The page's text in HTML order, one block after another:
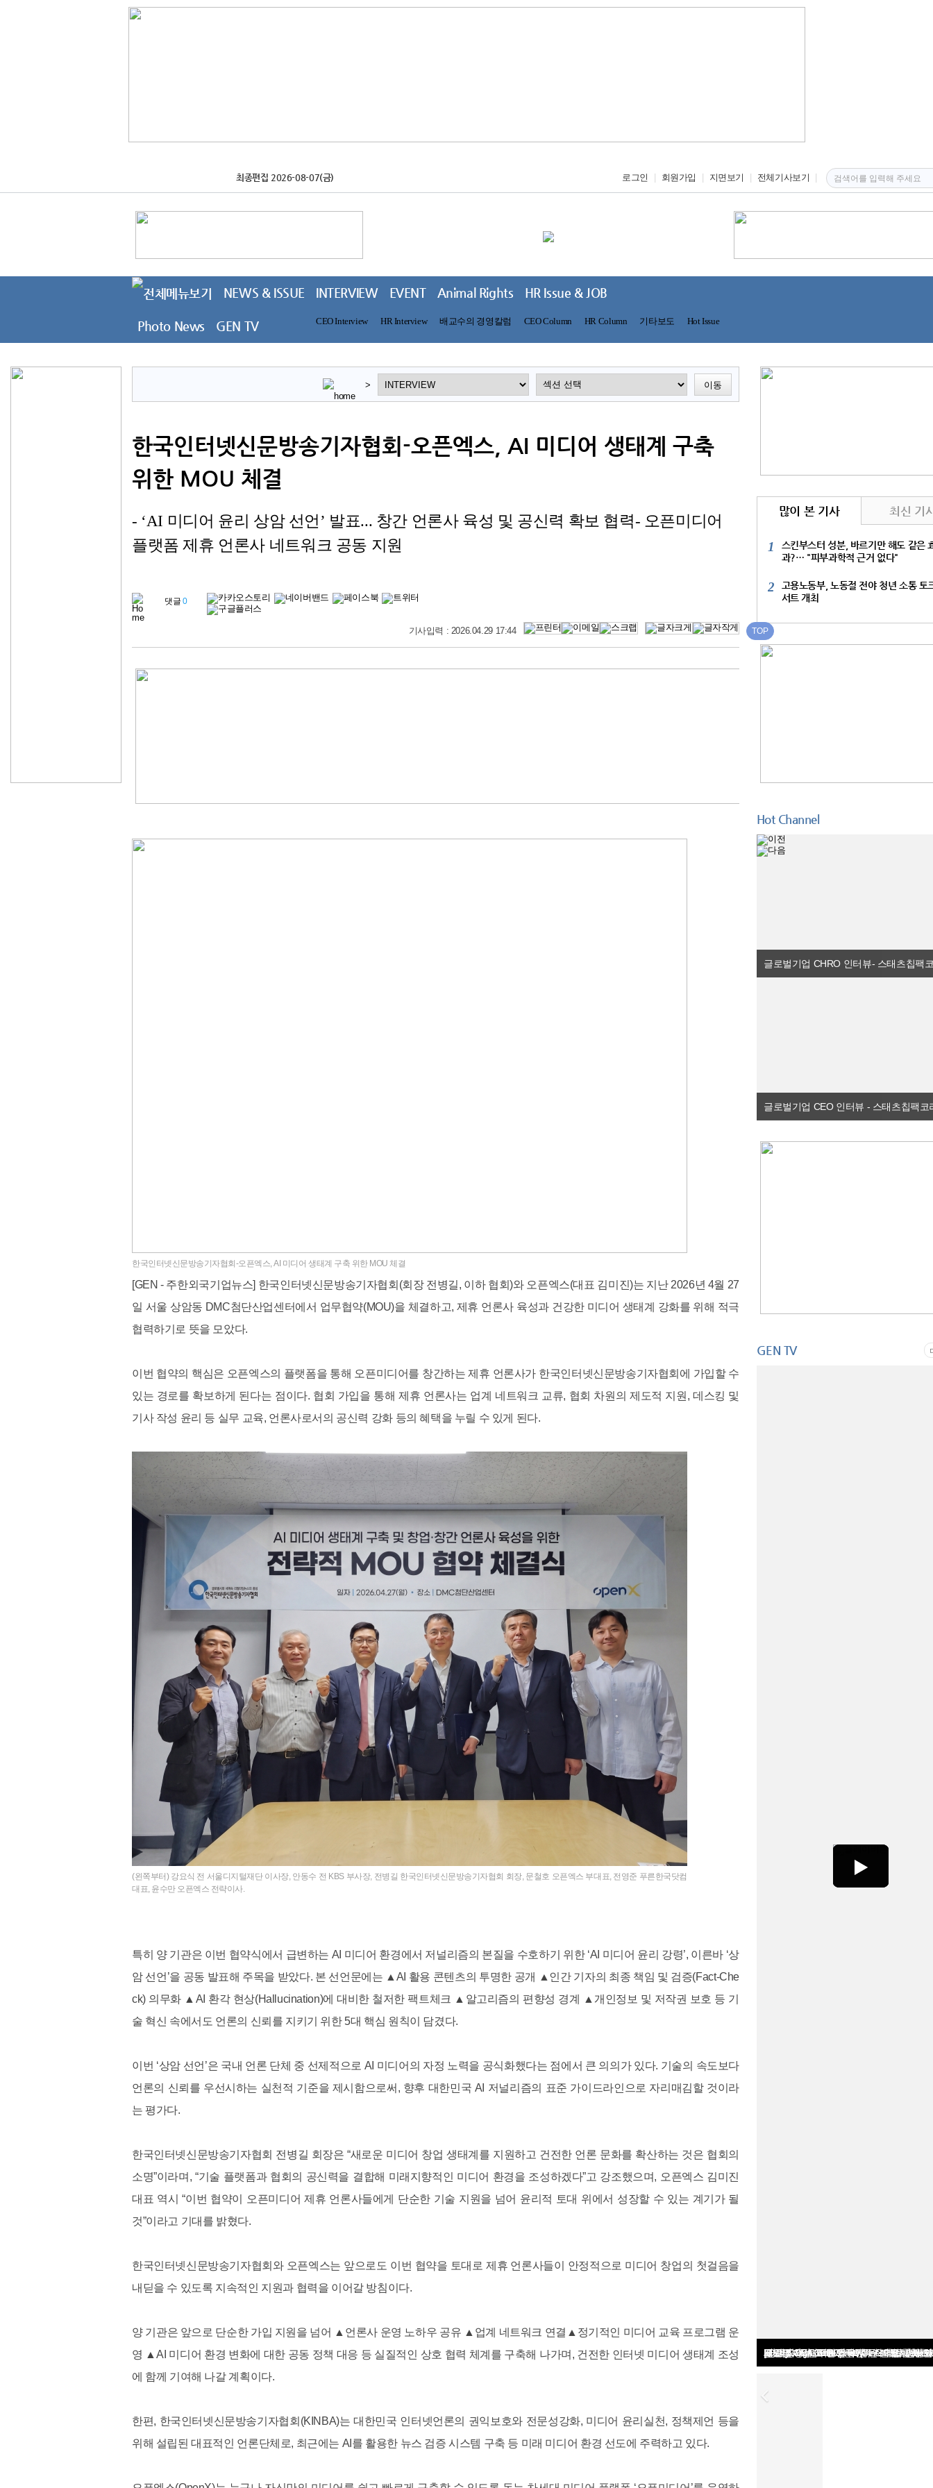
최종편집 2026-08-07(금) 로그인 회원가입 지면보기 전체기사보기
NEWS & ISSUE INTERVIEW
CEO Interview HR Interview 배교수의 경영칼럼 CEO Column HR Column 기타보도 Hot Issue
EVENT Animal Rights HR Issue & JOB
Photo News GEN TV
> 이동
한국인터넷신문방송기자협회-오픈엑스, AI 미디어 생태계 구축
위한 MOU 체결
- ‘AI 미디어 윤리 상암 선언’ 발표... 창간 언론사 육성 및 공신력 확보 협력- 오픈미디어
플랫폼 제휴 언론사 네트워크 공동 지원
댓글0
기사입력 : 2026.04.29 17:44 TOP
한국인터넷신문방송기자협회-오픈엑스, AI 미디어 생태계 구축 위한 MOU 체결
[GEN - 주한외국기업뉴스] 한국인터넷신문방송기자협회(회장 전병길, 이하 협회)와 오픈엑스(대표 김미진)는 지난 2026년 4월 27
일 서울 상암동 DMC첨단산업센터에서 업무협약(MOU)을 체결하고, 제휴 언론사 육성과 건강한 미디어 생태계 강화를 위해 적극
협력하기로 뜻을 모았다.
이번 협약의 핵심은 오픈엑스의 플랫폼을 통해 오픈미디어를 창간하는 제휴 언론사가 한국인터넷신문방송기자협회에 가입할 수
있는 경로를 확보하게 된다는 점이다. 협회 가입을 통해 제휴 언론사는 업계 네트워크 교류, 협회 차원의 제도적 지원, 데스킹 및
기사 작성 윤리 등 실무 교육, 언론사로서의 공신력 강화 등의 혜택을 누릴 수 있게 된다.
(왼쪽부터) 강요식 전 서울디지털재단 이사장, 안동수 전 KBS 부사장, 전병길 한국인터넷신문방송기자협회 회장, 문철호 오픈엑스 부대표, 전영준 푸른한국닷컴
대표, 윤수만 오픈엑스 전략이사.
특히 양 기관은 이번 협약식에서 급변하는 AI 미디어 환경에서 저널리즘의 본질을 수호하기 위한 ‘AI 미디어 윤리 강령’, 이른바 ‘상
암 선언’을 공동 발표해 주목을 받았다. 본 선언문에는 ▲AI 활용 콘텐츠의 투명한 공개 ▲인간 기자의 최종 책임 및 검증(Fact-Che
ck) 의무화 ▲AI 환각 현상(Hallucination)에 대비한 철저한 팩트체크 ▲알고리즘의 편향성 경계 ▲개인정보 및 저작권 보호 등 기
술 혁신 속에서도 언론의 신뢰를 지키기 위한 5대 핵심 원칙이 담겼다.
이번 ‘상암 선언’은 국내 언론 단체 중 선제적으로 AI 미디어의 자정 노력을 공식화했다는 점에서 큰 의의가 있다. 기술의 속도보다
언론의 신뢰를 우선시하는 실천적 기준을 제시함으로써, 향후 대한민국 AI 저널리즘의 표준 가이드라인으로 자리매김할 것이라
는 평가다.
한국인터넷신문방송기자협회 전병길 회장은 “새로운 미디어 창업 생태계를 지원하고 건전한 언론 문화를 확산하는 것은 협회의
소명”이라며, “기술 플랫폼과 협회의 공신력을 결합해 미래지향적인 미디어 환경을 조성하겠다”고 강조했으며, 오픈엑스 김미진
대표 역시 “이번 협약이 오픈미디어 제휴 언론사들에게 단순한 기술 지원을 넘어 윤리적 토대 위에서 성장할 수 있는 계기가 될
것”이라고 기대를 밝혔다.
한국인터넷신문방송기자협회와 오픈엑스는 앞으로도 이번 협약을 토대로 제휴 언론사들이 안정적으로 미디어 창업의 첫걸음을
내딛을 수 있도록 지속적인 지원과 협력을 이어갈 방침이다.
양 기관은 앞으로 단순한 가입 지원을 넘어 ▲언론사 운영 노하우 공유 ▲업계 네트워크 연결▲정기적인 미디어 교육 프로그램 운
영 ▲AI 미디어 환경 변화에 대한 공동 정책 대응 등 실질적인 상호 협력 체계를 구축해 나가며, 건전한 인터넷 미디어 생태계 조성
에 함께 기여해 나갈 계획이다.
한편, 한국인터넷신문방송기자협회(KINBA)는 대한민국 인터넷언론의 권익보호와 전문성강화, 미디어 윤리실천, 정책제언 등을
위해 설립된 대표적인 언론단체로, 최근에는 AI를 활용한 뉴스 검증 시스템 구축 등 미래 미디어 환경 선도에 주력하고 있다.
많이 본 기사 최신 기
1
스킨부스터 성분, 바르기만 해도 같은
과?… "피부과학적 근거 없다"
2
고용노동부, 노동절 전야 청년 소통 토
서트 개최
Hot Channel
GEN TV
외교부, '국립외교원 60주년 기념식' 개최